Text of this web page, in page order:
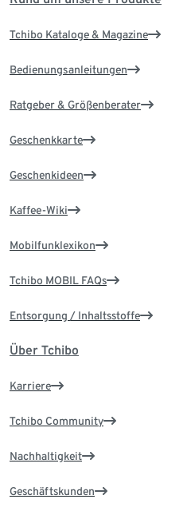
Tchibo Kataloge & Magazine
Bedienungsanleitungen
Ratgeber & Größenberater
Geschenkkarte
Geschenkideen
Kaffee-Wiki
Mobilfunklexikon
Tchibo MOBIL FAQs
Entsorgung / Inhaltsstoffe
Über Tchibo
Karriere
Tchibo Community
Nachhaltigkeit
Geschäftskunden